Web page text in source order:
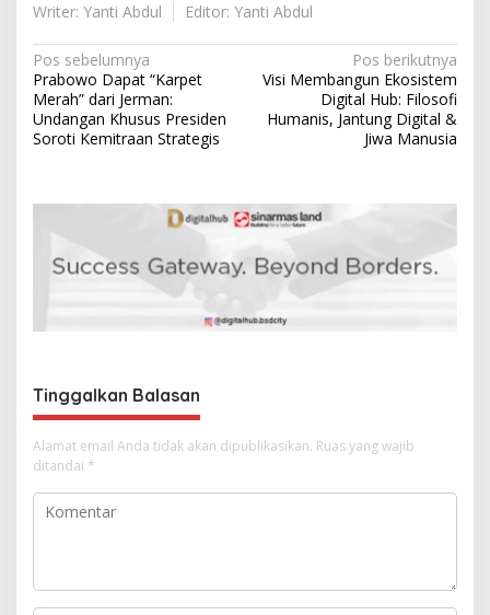
Writer: Yanti Abdul
Editor: Yanti Abdul
N
a
v
o
Pos sebelumnya
Prabowo Dapat “Karpet
Merah” dari Jerman:
Undangan Khusus Presiden
Soroti Kemitraan Strategis
Pos berikutnya
Visi Membangun Ekosistem
Digital Hub: Filosofi
Humanis, Jantung Digital &
Jiwa Manusia
Tinggalkan Balasan
Alamat email Anda tidak akan dipublikasikan. Ruas yang wajib
ditandai *